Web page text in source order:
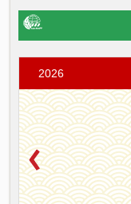
2026